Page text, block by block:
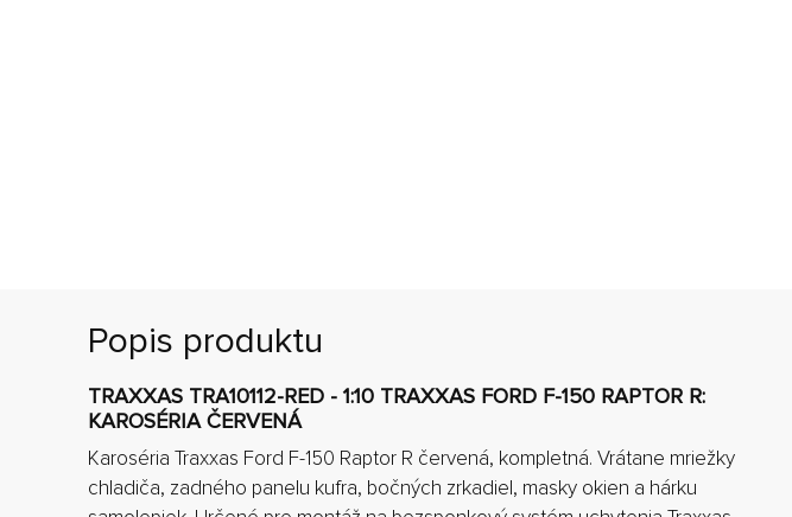
Popis produktu
TRAXXAS TRA10112-RED - 1:10 TRAXXAS FORD F-150 RAPTOR R:
KAROSÉRIA ČERVENÁ
Karoséria Traxxas Ford F-150 Raptor R červená, kompletná. Vrátane mriežky
chladiča, zadného panelu kufra, bočných zrkadiel, masky okien a hárku